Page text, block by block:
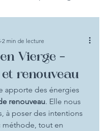
Vierge -
renouveau
2 min de lecture
apporte des énergies
renouveau. Elle nous
à poser des intentions
méthode, tout en